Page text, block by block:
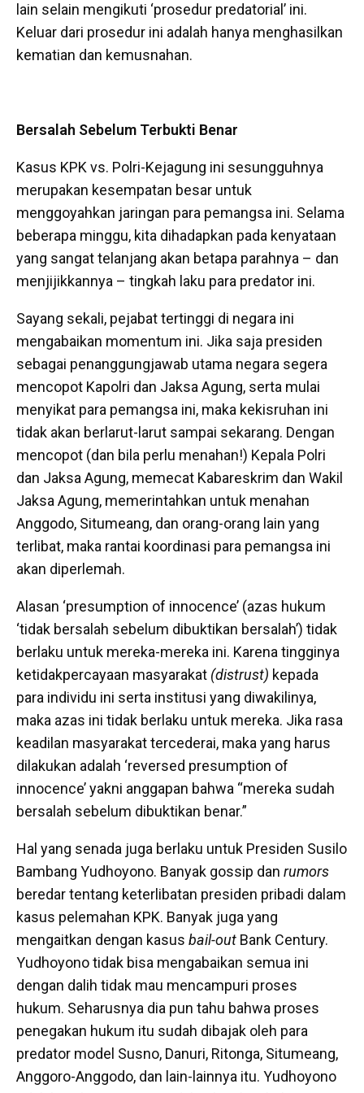
lain selain mengikuti ‘prosedur predatorial’ ini.
Keluar dari prosedur ini adalah hanya menghasilkan
kematian dan kemusnahan.
Bersalah Sebelum Terbukti Benar
Kasus KPK vs. Polri-Kejagung ini sesungguhnya
merupakan kesempatan besar untuk
menggoyahkan jaringan para pemangsa ini. Selama
beberapa minggu, kita dihadapkan pada kenyataan
yang sangat telanjang akan betapa parahnya – dan
menjijikkannya – tingkah laku para predator ini.
Sayang sekali, pejabat tertinggi di negara ini
mengabaikan momentum ini. Jika saja presiden
sebagai penanggungjawab utama negara segera
mencopot Kapolri dan Jaksa Agung, serta mulai
menyikat para pemangsa ini, maka kekisruhan ini
tidak akan berlarut-larut sampai sekarang. Dengan
mencopot (dan bila perlu menahan!) Kepala Polri
dan Jaksa Agung, memecat Kabareskrim dan Wakil
Jaksa Agung, memerintahkan untuk menahan
Anggodo, Situmeang, dan orang-orang lain yang
terlibat, maka rantai koordinasi para pemangsa ini
akan diperlemah.
Alasan ‘presumption of innocence’ (azas hukum
‘tidak bersalah sebelum dibuktikan bersalah’) tidak
berlaku untuk mereka-mereka ini. Karena tingginya
ketidakpercayaan masyarakat (distrust) kepada
para individu ini serta institusi yang diwakilinya,
maka azas ini tidak berlaku untuk mereka. Jika rasa
keadilan masyarakat tercederai, maka yang harus
dilakukan adalah ‘reversed presumption of
innocence’ yakni anggapan bahwa “mereka sudah
bersalah sebelum dibuktikan benar.”
Hal yang senada juga berlaku untuk Presiden Susilo
Bambang Yudhoyono. Banyak gossip dan rumors
beredar tentang keterlibatan presiden pribadi dalam
kasus pelemahan KPK. Banyak juga yang
mengaitkan dengan kasus bail-out Bank Century.
Yudhoyono tidak bisa mengabaikan semua ini
dengan dalih tidak mau mencampuri proses
hukum. Seharusnya dia pun tahu bahwa proses
penegakan hukum itu sudah dibajak oleh para
predator model Susno, Danuri, Ritonga, Situmeang,
Anggoro-Anggodo, dan lain-lainnya itu. Yudhoyono